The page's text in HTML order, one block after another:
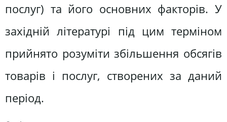
послуг) та його основних факторів. У
західній літературі під цим терміном
прийнято розуміти збільшення обсягів
товарів і послуг, створених за даний
період.